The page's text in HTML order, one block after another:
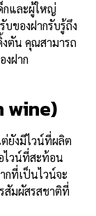
กและผู้ใหญ่
ของฝากรับรู้ถึง
งตัน คุณสามารถ
งฝาก
wine)
ยังมีไวน์ที่ผลิต
ไวน์ที่สะท้อน
กที่เป็นไวน์จะ
สัมผัสรสชาติที่